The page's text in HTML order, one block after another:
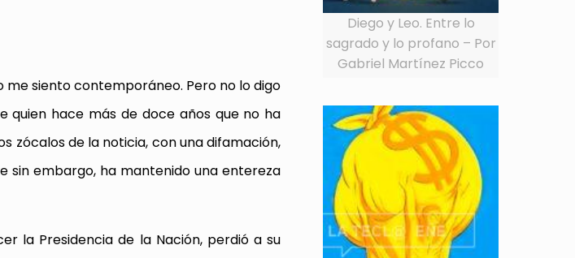
me siento contemporáneo. Pero no lo digo
quien hace más de doce años que no ha
zócalos de la noticia, con una difamación,
sin embargo, ha mantenido una entereza
la Presidencia de la Nación, perdió a su
Diego y Leo. Entre lo
sagrado y lo profano – Por
Gabriel Martínez Picco